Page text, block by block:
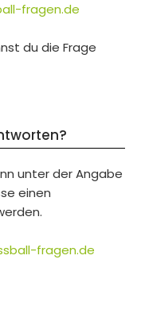
fragen.de
du die Frage
unter der Angabe
einen
fragen.de